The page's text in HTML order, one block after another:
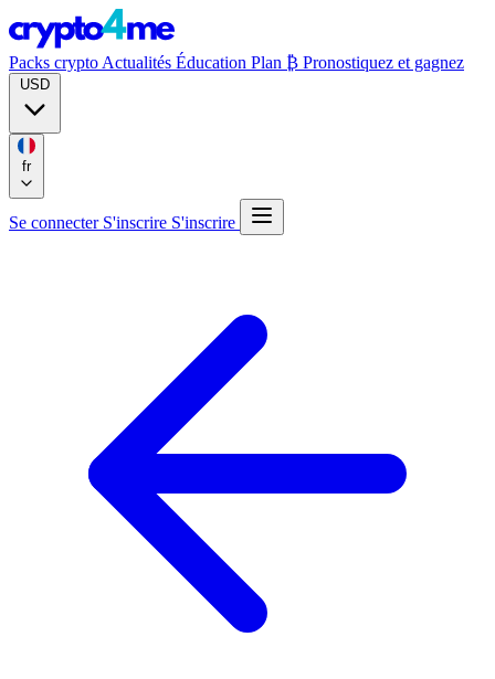
Packs crypto Actualités Éducation Plan ₿ Pronostiquez et gagnez
fr
Se connecter S'inscrire S'inscrire